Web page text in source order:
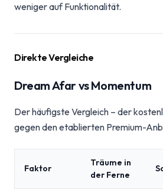
weniger auf Funktionalität.
Direkte Vergleiche
Dream Afar vs Momentum
Der häufigste Vergleich – der
gegen den etablierten Premium-
Faktor
Träume in
der Ferne